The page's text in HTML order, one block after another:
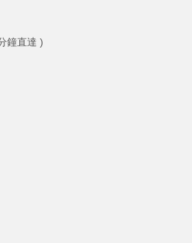
鐘直達 )